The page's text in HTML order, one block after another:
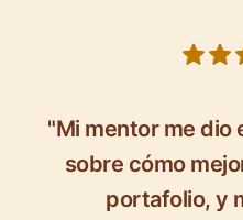
"Mi mentor me dio
sobre cómo
portafolio, y